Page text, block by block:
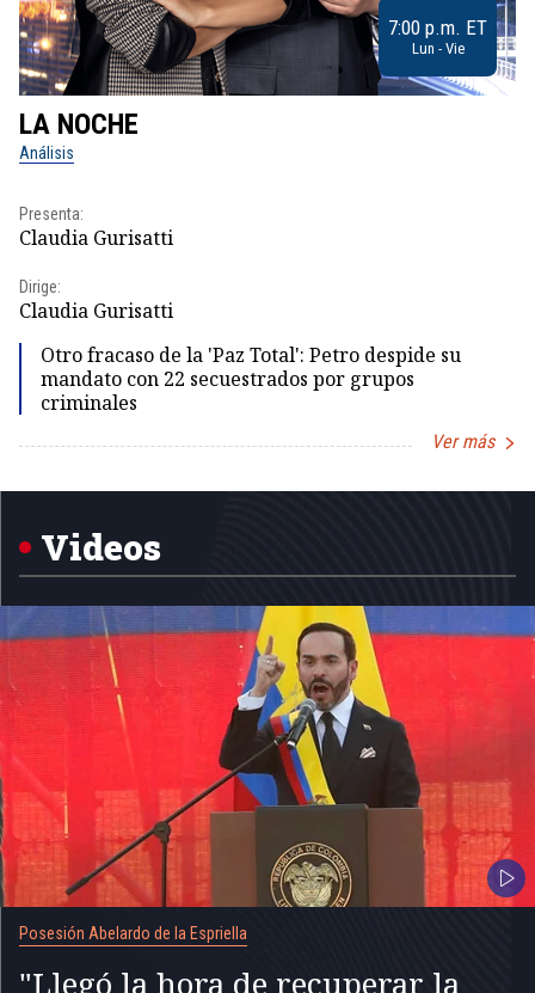
7:00 p.m. ET
Lun - Vie
LA NOCHE
Análisis
Presenta:
Claudia Gurisatti
Dirige:
Claudia Gurisatti
Otro fracaso de la 'Paz Total': Petro despide su
mandato con 22 secuestrados por grupos
criminales
Ver más
Videos
Posesión Abelardo de la Espriella
"Llegó la hora de recuperar la